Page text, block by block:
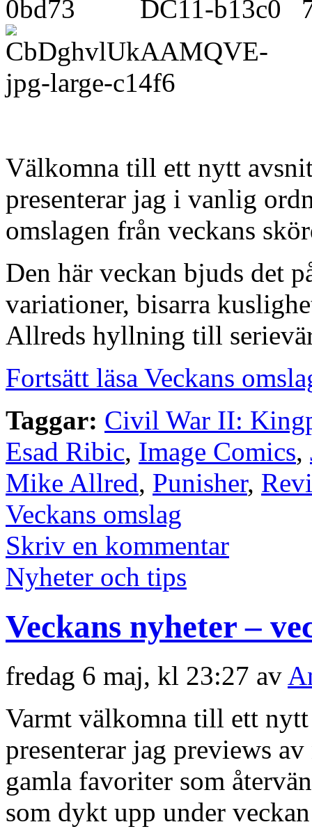
Välkomna till ett nytt
presenterar jag i vanlig
omslagen från veckans
Den här veckan bjuds det
variationer, bisarra
Allreds hyllning till
Fortsätt läsa Veckans
Taggar: Civil War II:
Esad Ribic, Image Comics,
Mike Allred, Punisher,
Veckans omslag
Skriv en kommentar
Nyheter och tips
Veckans nyheter –
fredag 6 maj, kl 23:27 av
Varmt välkomna till ett
presenterar jag previews
gamla favoriter som
som dykt upp under